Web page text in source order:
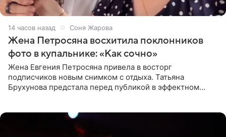
14 часов назад Соня Жарова
Жена Петросяна восхитила поклонников
фото в купальнике: «Как сочно»
Жена Евгения Петросяна привела в восторг
подписчиков новым снимком с отдыха. Татьяна
Брухунова предстала перед публикой в эффектном